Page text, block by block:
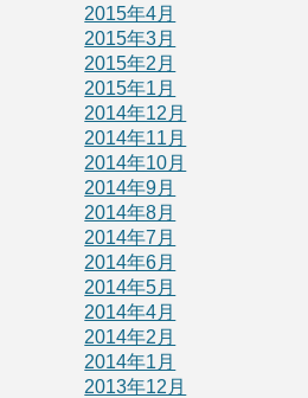
2015年4月
2015年3月
2015年2月
2015年1月
2014年12月
2014年11月
2014年10月
2014年9月
2014年8月
2014年7月
2014年6月
2014年5月
2014年4月
2014年2月
2014年1月
2013年12月